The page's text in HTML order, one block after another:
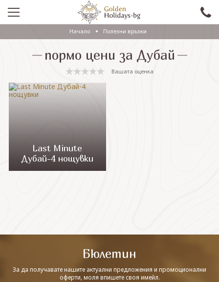
ПРОМО
EКСКУРЗИИ СЪС САМОЛЕТ
САМОЛЕТНИ ПОЧИВКИ
ЕКЗОТИКА
Начало Полезни връзки
пормо цени за Дубай
Вашата оценка
Last Minute
Дубай-4 нощувки
Бюлетин
За да получавате нашите актуални предложения и промоционални
оферти, моля впишете своя имейл.